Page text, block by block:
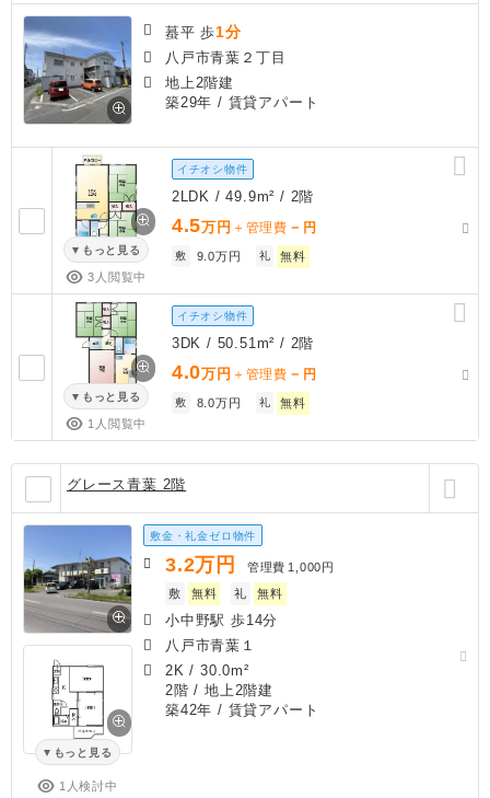
蟇平 歩1分
八戸市青葉２丁目
地上2階建
築29年 / 賃貸アパート
もっと見る
3人閲覧中
イチオシ物件
2LDK / 49.9m² / 2階
4.5万円 ＋管理費 － 円
敷 9.0万円 礼 無料
もっと見る
1人閲覧中
イチオシ物件
3DK / 50.51m² / 2階
4.0万円 ＋管理費 － 円
敷 8.0万円 礼 無料
グレース青葉 2階
もっと見る
1人検討中
敷金・礼金ゼロ物件
3.2万円 管理費 1,000円
敷
無料 礼 無料
小中野駅 歩14分
八戸市青葉１
2K /30.0m²
2階 / 地上2階建
築42年 / 賃貸アパート